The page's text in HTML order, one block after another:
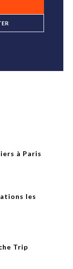
à Paris
les
Trip